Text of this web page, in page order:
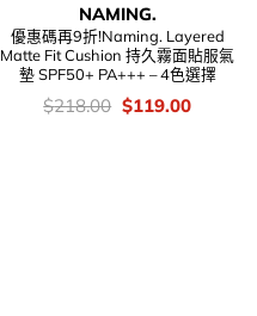
NAMING.
優惠碼再9折!Naming. Layered
Matte Fit Cushion 持久霧面貼服氣
墊 SPF50+ PA+++ – 4色選擇
價
錢：
$218.00 Original
price
$119.00Current